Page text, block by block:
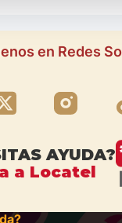
en Redes
AYUDA?
a Locatel